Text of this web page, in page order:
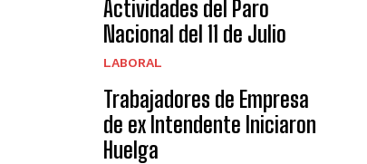
Actividades del Paro
Nacional del 11 de Julio
LABORAL
Trabajadores de Empresa
de ex Intendente Iniciaron
Huelga